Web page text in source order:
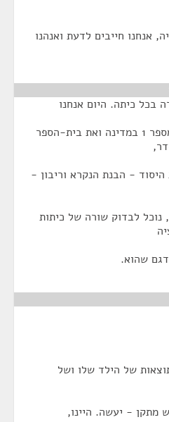
אנחנו חייבים לדעת ואנהנו
בכל כיתה. היום אנחנו
יכולים לדרג את בית-הספר מספר 1 במדינה ואת בית-הספר
היסוד - הבנת הנקרא וריבון -
לבדוק שורה של כיתות
שהוא.
של הילד שלו ושל
מתקן - יעשה. היינו,